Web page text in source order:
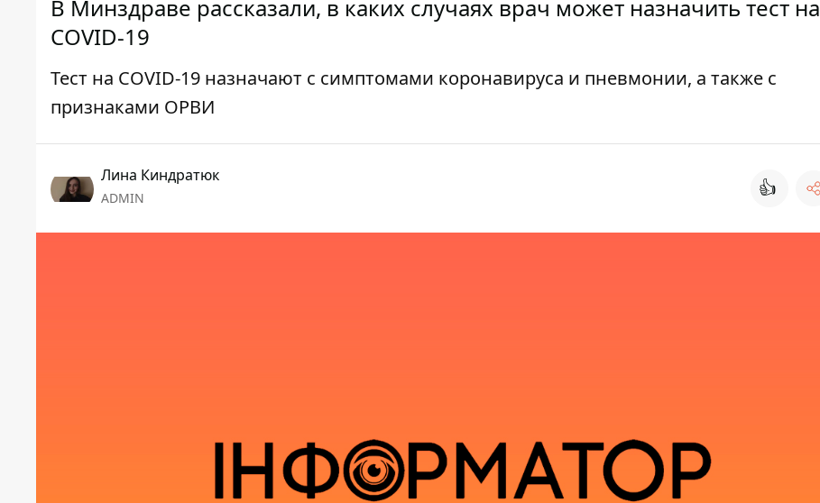
В Минздраве рассказали, в каких случаях врач может назначить тест на
COVID-19
Тест на COVID-19 назначают с симптомами коронавируса и пневмонии, а также с
признаками ОРВИ
Лина Киндратюк
ADMIN 👍